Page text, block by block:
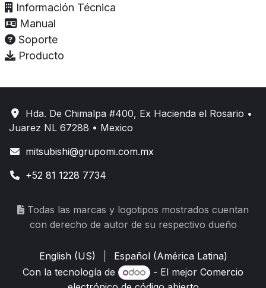
Información Técnica
Manual
Soporte
Producto
Hda. De Chimalpa #400, Ex Hacienda el Rosario •
Juarez NL 67288 • Mexico
mitsubishi@grupomi.com.mx
+52 81 1228 7734
Todas las marcas y logotipos mostrados cuentan
con derecho de autor de su respectivo dueño
English (US)
Español (América Latina)
Con la tecnología de
- El mejorComercio